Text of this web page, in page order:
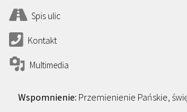
Spis ulic
Kontakt
Multimedia
Przemienienie Pańskie,